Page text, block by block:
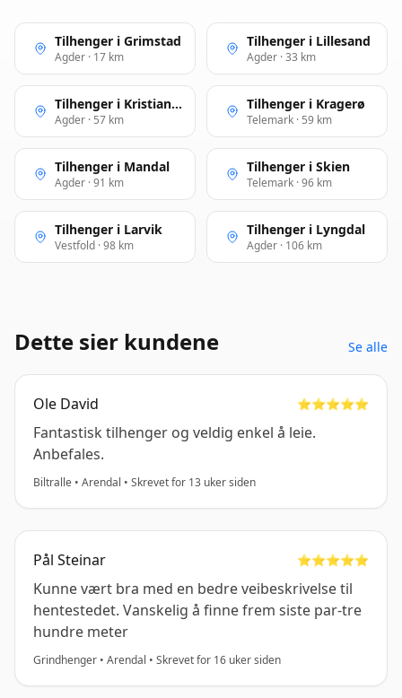
Tilhenger i Grimstad
Agder · 17 km
Tilhenger i Lillesand
Agder · 33 km
Tilhenger i Kristiansand
Agder · 57 km
Tilhenger i Kragerø
Telemark · 59 km
Tilhenger i Mandal
Agder · 91 km
Tilhenger i Skien
Telemark · 96 km
Tilhenger i Larvik
Vestfold · 98 km
Tilhenger i Lyngdal
Agder · 106 km
Dette sier kundene Se alle
Ole David ⭐️⭐️⭐️⭐️⭐️
Fantastisk tilhenger og veldig enkel å leie.
Anbefales.
Biltralle • Arendal • Skrevet for 13 uker siden
Pål Steinar ⭐️⭐️⭐️⭐️⭐️
Kunne vært bra med en bedre veibeskrivelse til
hentestedet. Vanskelig å finne frem siste par-tre
hundre meter
Grindhenger • Arendal • Skrevet for 16 uker siden